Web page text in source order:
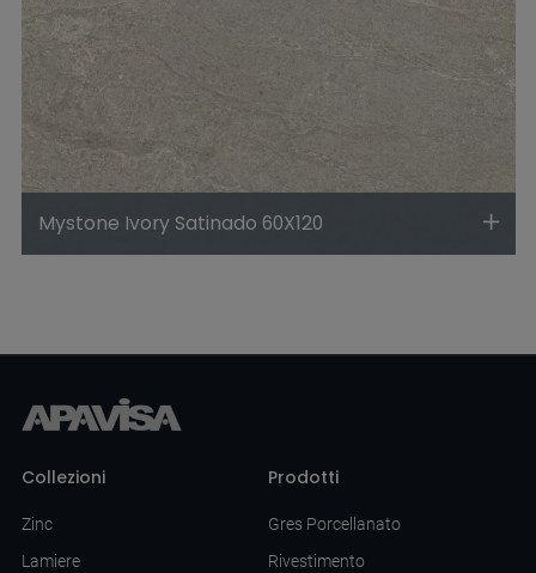
Mystone Ivory Satinado 60X120
Collezioni
Zinc
Lamiere
Prodotti
Gres Porcellanato
Rivestimento